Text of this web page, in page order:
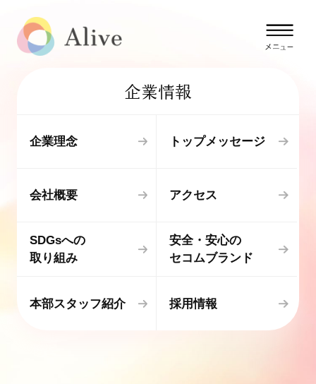
企業情報
企業理念 トップメッセージ
会社概要 アクセス
SDGsへの
取り組み
安全・安心の
セコムブランド
本部スタッフ紹介 採用情報